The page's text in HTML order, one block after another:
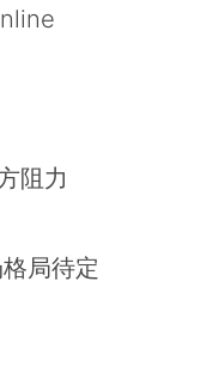
阻力
局待定